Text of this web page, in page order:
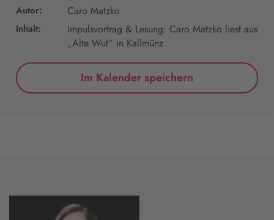
Autor: Caro Matzko
Inhalt:
Impulsvortrag & Lesung: Caro Matzko liest aus
„Alte Wut“ in Kallmünz
Im Kalender speichern